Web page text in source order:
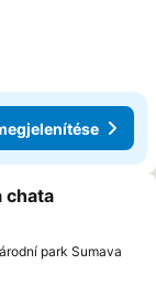
kedvencekhez
chata
park Sumava